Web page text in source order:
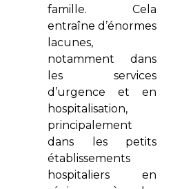
famille. Cela
entraîne d’énormes
lacunes,
notamment dans
les services
d’urgence et en
hospitalisation,
principalement
dans les petits
établissements
hospitaliers en